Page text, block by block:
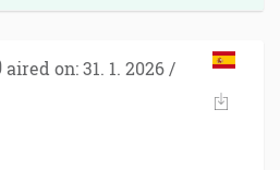
aired on: 31. 1. 2026 /